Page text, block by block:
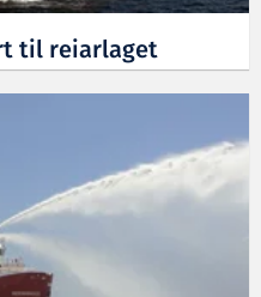
til reiarlaget